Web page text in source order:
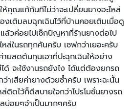
ณแก้ทันทีไม่ว่าจะเปลี่ยนยางอะไหล่
งเติมลมฉุกเฉินไว้ที่บ้านคอยเติมเมื่อดู
วค่อยไปเช็กปัญหาที่ร้านยางต่อไป
หล่ในรถทุกคันครับ เซฟกว่าเยอะครับ
ยลดต้นทุนเอาที่ปะฉุกเฉินให้อย่าง
ด้ จะใช้งานรถยังไง ได้แต่ต้องยกรถ
าเสียค่ายางด้วยซ้ำครับ เพราะฉะนั้น
ล่ติดไว้ก็ดีสบายใจกว่าโปรโมชั่นยางรถ
บ่อยๆจำเป็นมากๆครับ